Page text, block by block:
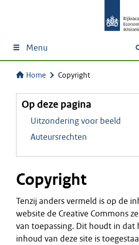
Menu
Home Copyright
Op deze pagina
Uitzondering voor beeld
Auteursrechten
Copyright
Tenzij anders vermeld is op de
website de Creative Commons
van toepassing. Dit houdt in dat
inhoud van deze site is